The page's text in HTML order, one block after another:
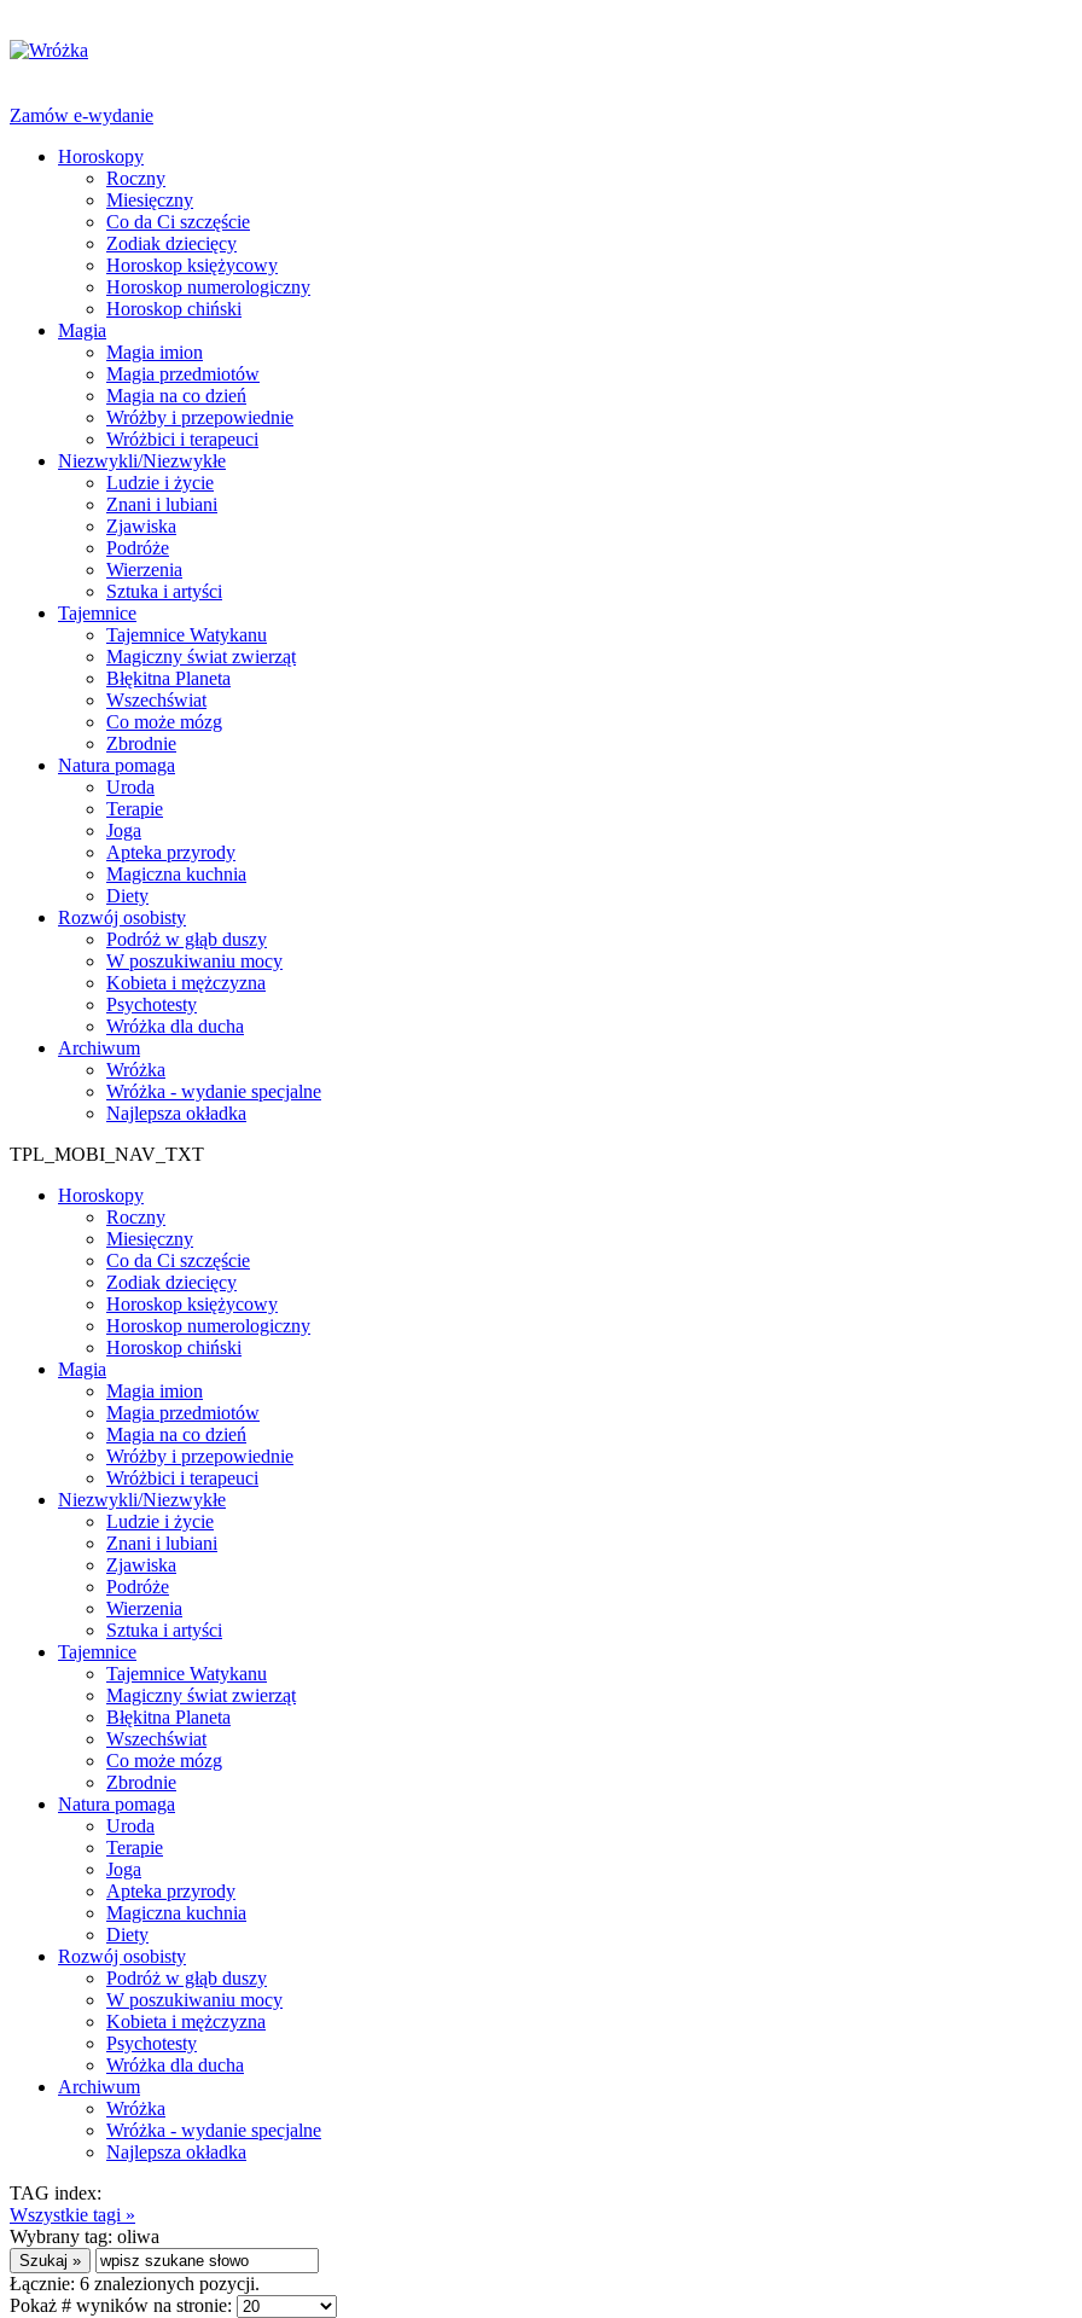
Zamów e-wydanie
Horoskopy
Roczny
Miesięczny
Co da Ci szczęście
Zodiak dziecięcy
Horoskop księżycowy
Horoskop numerologiczny
Horoskop chiński
Magia
Magia imion
Magia przedmiotów
Magia na co dzień
Wróżby i przepowiednie
Wróżbici i terapeuci
Niezwykli/Niezwykłe
Ludzie i życie
Znani i lubiani
Zjawiska
Podróże
Wierzenia
Sztuka i artyści
Tajemnice
Tajemnice Watykanu
Magiczny świat zwierząt
Błękitna Planeta
Wszechświat
Co może mózg
Zbrodnie
Natura pomaga
Uroda
Terapie
Joga
Apteka przyrody
Magiczna kuchnia
Diety
Rozwój osobisty
Podróż w głąb duszy
W poszukiwaniu mocy
Kobieta i mężczyzna
Psychotesty
Wróżka dla ducha
Archiwum
Wróżka
Wróżka - wydanie specjalne
Najlepsza okładka
TPL_MOBI_NAV_TXT
Horoskopy
Roczny
Miesięczny
Co da Ci szczęście
Zodiak dziecięcy
Horoskop księżycowy
Horoskop numerologiczny
Horoskop chiński
Magia
Magia imion
Magia przedmiotów
Magia na co dzień
Wróżby i przepowiednie
Wróżbici i terapeuci
Niezwykli/Niezwykłe
Ludzie i życie
Znani i lubiani
Zjawiska
Podróże
Wierzenia
Sztuka i artyści
Tajemnice
Tajemnice Watykanu
Magiczny świat zwierząt
Błękitna Planeta
Wszechświat
Co może mózg
Zbrodnie
Natura pomaga
Uroda
Terapie
Joga
Apteka przyrody
Magiczna kuchnia
Diety
Rozwój osobisty
Podróż w głąb duszy
W poszukiwaniu mocy
Kobieta i mężczyzna
Psychotesty
Wróżka dla ducha
Archiwum
Wróżka
Wróżka - wydanie specjalne
Najlepsza okładka
TAG index:
Wszystkie tagi »
Wybrany tag: oliwa
Łącznie: 6 znalezionych pozycji.
Pokaż # wyników na stronie: